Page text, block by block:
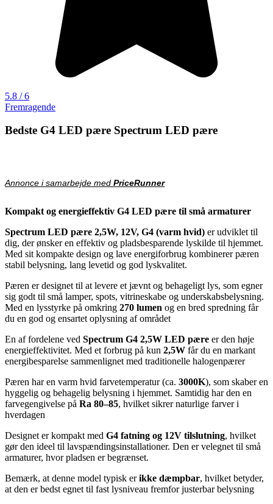
5.8 / 6
Fremragende
Bedste G4 LED pære Spectrum LED pære
Annonce i samarbejde med PriceRunner
Kompakt og energieffektiv G4 LED pære til små armaturer
Spectrum LED pære 2,5W, 12V, G4 (varm hvid) er udviklet til
dig, der ønsker en effektiv og pladsbesparende lyskilde til hjemmet.
Med sit kompakte design og lave energiforbrug kombinerer pæren
stabil belysning, lang levetid og god lyskvalitet.
Pæren er designet til at levere et jævnt og behageligt lys, som egner
sig godt til små lamper, spots, vitrineskabe og underskabsbelysning.
Med en lysstyrke på omkring 270 lumen og en bred spredning får
du en god og ensartet oplysning af området
En af fordelene ved Spectrum G4 2,5W LED pære er den høje
energieffektivitet. Med et forbrug på kun 2,5W får du en markant
energibesparelse sammenlignet med traditionelle halogenpærer
Pæren har en varm hvid farvetemperatur (ca. 3000K), som skaber en
hyggelig og behagelig belysning i hjemmet. Samtidig har den en
farvegengivelse på Ra 80–85, hvilket sikrer naturlige farver i
hverdagen
Designet er kompakt med G4 fatning og 12V tilslutning, hvilket
gør den ideel til lavspændingsinstallationer. Den er velegnet til små
armaturer, hvor pladsen er begrænset.
Bemærk, at denne model typisk erikke dæmpbar, hvilket betyder,
at den er bedst egnet til fast lysniveau fremfor justerbar belysning